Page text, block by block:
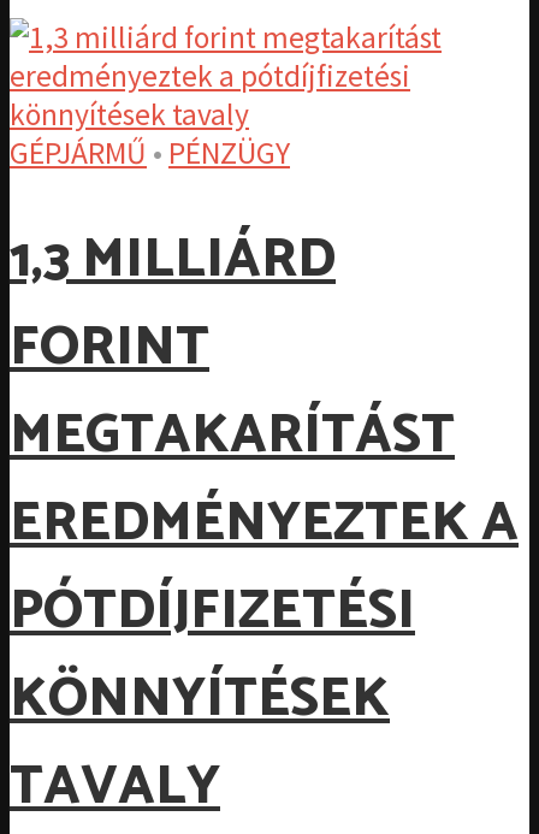
GÉPJÁRMŰ • PÉNZÜGY
1,3 MILLIÁRD
FORINT
MEGTAKARÍTÁST
EREDMÉNYEZTEK A
PÓTDÍJFIZETÉSI
KÖNNYÍTÉSEK
TAVALY